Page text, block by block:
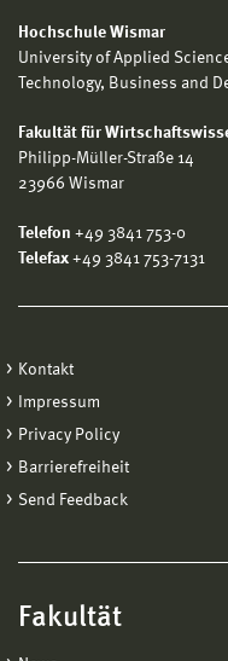
Hochschule Wismar
University of Applied
Technology, Business and
Fakultät für
Philipp-Müller-Straße 14
23966 Wismar
Telefon +49 3841 753-0
Telefax +49 3841 753-7131
Kontakt
Impressum
Privacy Policy
Barrierefreiheit
Send Feedback
Fakultät